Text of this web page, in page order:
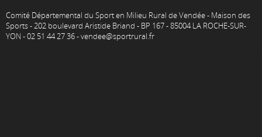
Comité Départemental du Sport en Milieu Rural de Vendée - Maison des
Sports - 202 boulevard Aristide Briand - BP 167 - 85004 LA ROCHE-SUR-
YON - 02 51 44 27 36 - vendee@sportrural.fr